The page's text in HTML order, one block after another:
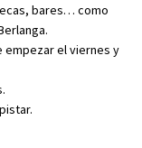
bares… como
empezar el viernes y